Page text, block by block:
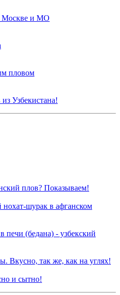
Москве и МО
пловом
Узбекистана!
плов? Показываем!
нохат-шурак в афганском
печи (бедана) - узбекский
Вкусно, так же, как на углях!
и сытно!